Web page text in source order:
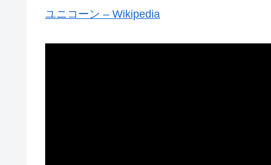
ユニコーン – Wikipedia